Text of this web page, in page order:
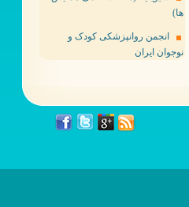
ها)
انجمن روانپزشکی کودک و
نوجوان ایران